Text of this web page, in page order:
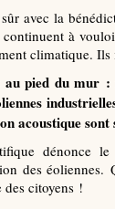
avec la
à
climatique.
pied du mur
acoustique sont
dénonce
des éoliennes.
citoyens !